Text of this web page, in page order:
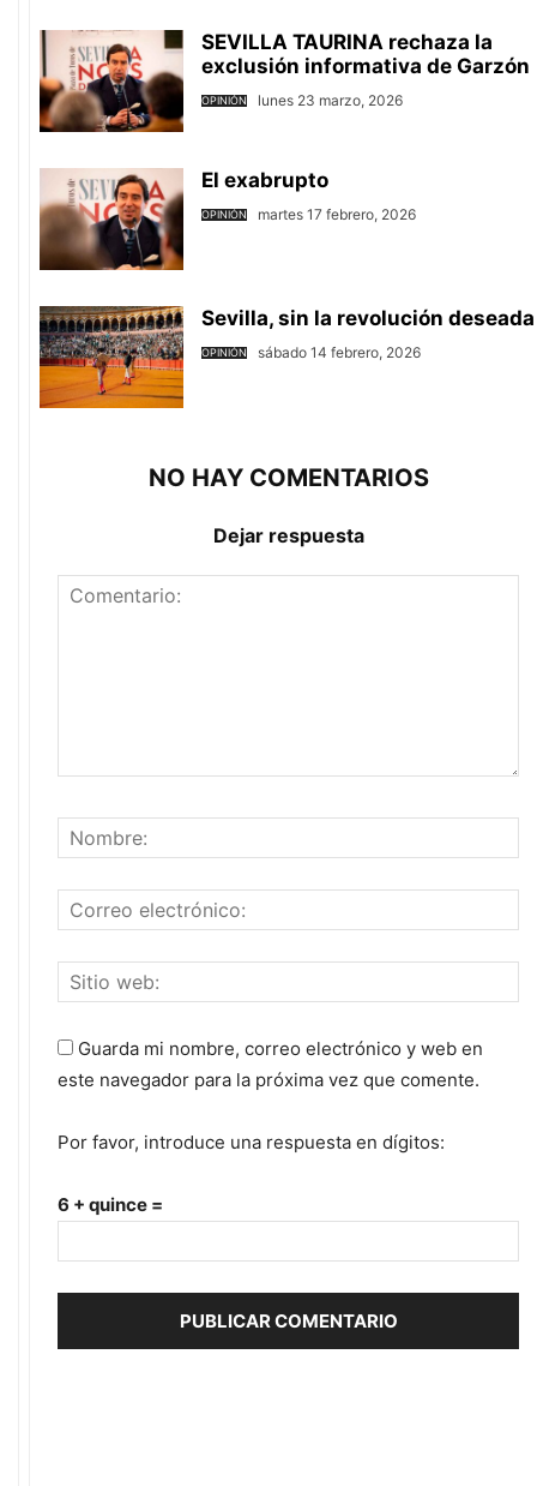
SEVILLA TAURINA rechaza la
exclusión informativa de Garzón
OPINIÓN lunes 23 marzo, 2026
El exabrupto
OPINIÓN martes 17 febrero, 2026
Sevilla, sin la revolución deseada
OPINIÓN sábado 14 febrero, 2026
NO HAY COMENTARIOS
Dejar respuesta
Guarda mi nombre, correo electrónico y web en
este navegador para la próxima vez que comente.
Por favor, introduce una respuesta en dígitos:
6 + quince =